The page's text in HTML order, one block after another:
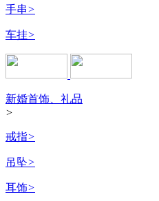
手串>
车挂>
新婚首饰、礼品
>
戒指>
吊坠>
耳饰>